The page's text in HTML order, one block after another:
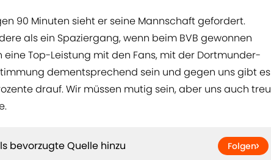
90 Minuten sieht er seine Mannschaft gefordert.
als ein Spaziergang, wenn beim BVB gewonnen
eine Top-Leistung mit den Fans, mit der Dortmunder-
dementsprechend sein und gegen uns gibt es
drauf. Wir müssen mutig sein, aber uns auch treu
bevorzugte Quelle hinzu Folgen